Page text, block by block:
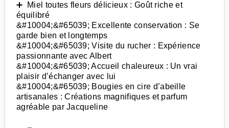
➕ Miel toutes fleurs délicieux : Goût riche et
équilibré
&#10004;&#65039; Excellente conservation : Se
garde bien et longtemps
&#10004;&#65039; Visite du rucher : Expérience
passionnante avec Albert
&#10004;&#65039; Accueil chaleureux : Un vrai
plaisir d’échanger avec lui
&#10004;&#65039; Bougies en cire d’abeille
artisanales : Créations magnifiques et parfum
agréable par Jacqueline